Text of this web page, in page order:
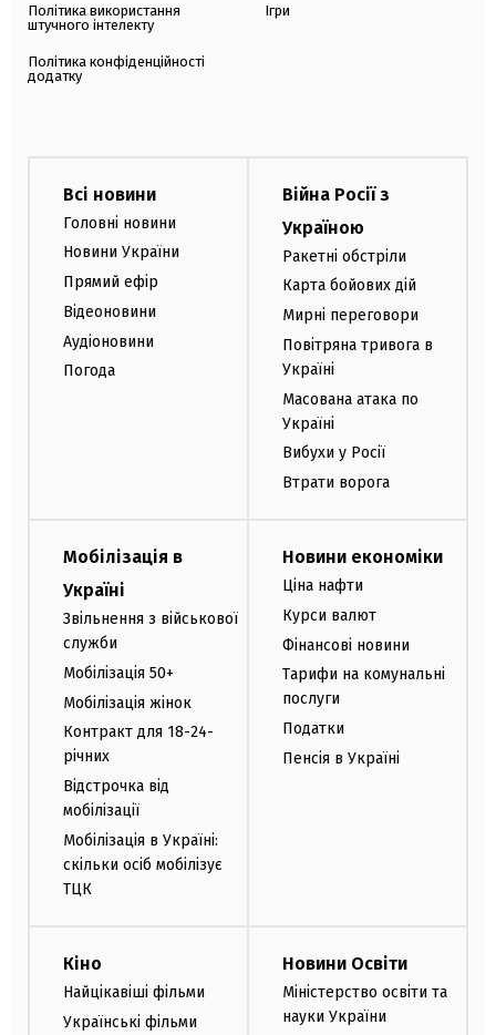
Політика використання
штучного інтелекту
Політика конфіденційності
додатку
Ігри
Всі новини
Головні новини
Новини України
Прямий ефір
Відеоновини
Аудіоновини
Погода
Війна Росії з
Україною
Ракетні обстріли
Карта бойових дій
Мирні переговори
Повітряна тривога в
Україні
Масована атака по
Україні
Вибухи у Росії
Втрати ворога
Мобілізація в
Україні
Звільнення з військової
служби
Мобілізація 50+
Мобілізація жінок
Контракт для 18-24-
річних
Відстрочка від
мобілізації
Мобілізація в Україні:
скільки осіб мобілізує
ТЦК
Новини економіки
Ціна нафти
Курси валют
Фінансові новини
Тарифи на комунальні
послуги
Податки
Пенсія в Україні
Кіно
Найцікавіші фільми
Українські фільми
Новини Освіти
Міністерство освіти та
науки України